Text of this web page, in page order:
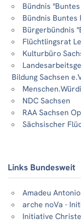
Bündnis
Bündnis Buntes
Bürgerbündnis
Flüchtlingsrat
Kulturbüro
Bildung Sachsen
NDC Sachsen
RAA Sachsen
Sächsischer
Links Bundesweit
Amadeu
arche noVa -
Initiative